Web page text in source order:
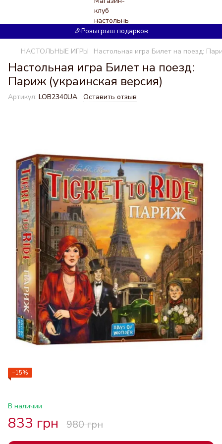
🎉Розыгрыш подарков
НАСТОЛЬНЫЕ ИГРЫ Настольная игра Билет на поезд:
Настольная игра Билет на поезд:
Париж (украинская версия)
Артикул: LOB2340UA Оставить отзыв
−15%
В наличии
833 грн 980 грн